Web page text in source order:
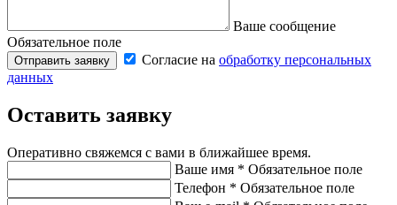
Ваше сообщение
Обязательное поле
Отправить заявку Согласие на обработку персональных
данных
Оставить заявку
Оперативно свяжемся с вами в ближайшее время.
Ваше имя * Обязательное поле
Телефон * Обязательное поле